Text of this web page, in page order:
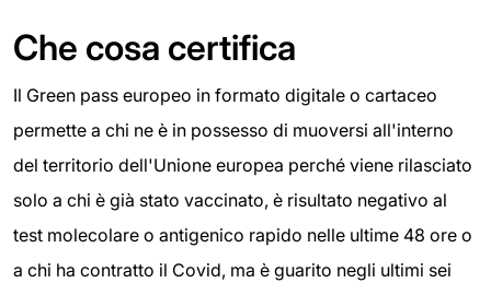
Che cosa certifica
Il Green pass europeo in formato digitale o cartaceo
permette a chi ne è in possesso di muoversi all'interno
del territorio dell'Unione europea perché viene rilasciato
solo a chi è già stato vaccinato, è risultato negativo al
test molecolare o antigenico rapido nelle ultime 48 ore o
a chi ha contratto il Covid, ma è guarito negli ultimi sei